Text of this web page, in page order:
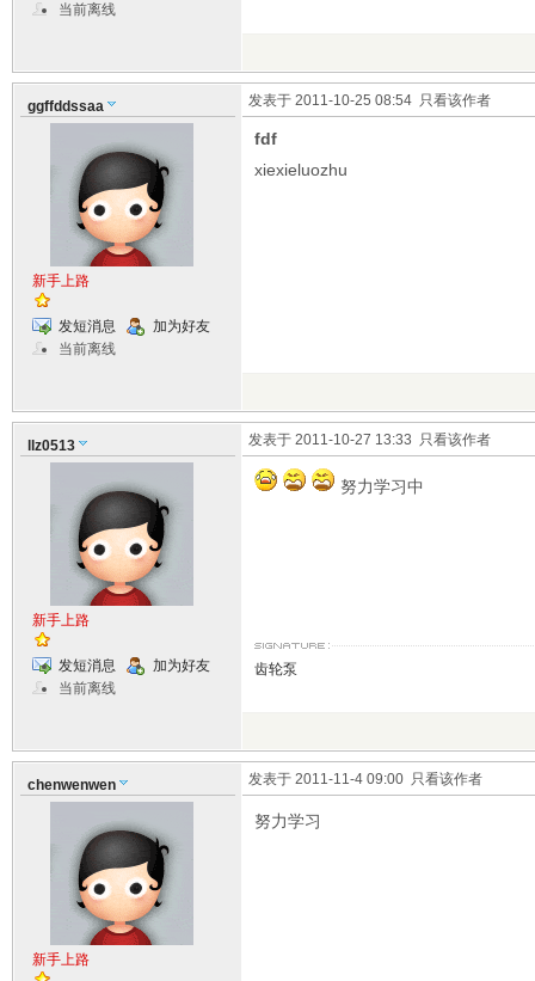
当前离线
ggffddssaa
新手上路
发短消息
加为好友
当前离线
发表于 2011-10-25 08:54 只看该作者
fdf
xiexieluozhu
llz0513
新手上路
发短消息
加为好友
当前离线
发表于 2011-10-27 13:33 只看该作者
努力学习中
齿轮泵
chenwenwen
新手上路
发表于 2011-11-4 09:00 只看该作者
努力学习